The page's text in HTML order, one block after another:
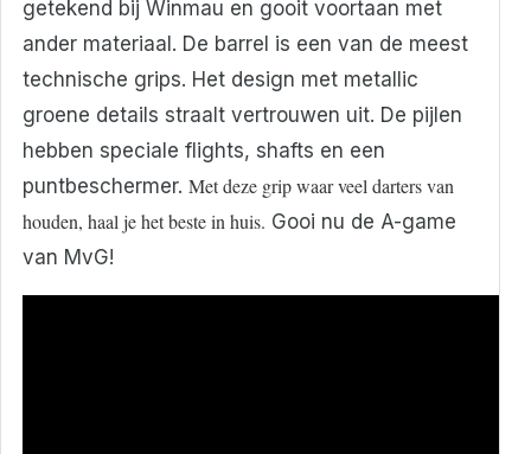
getekend bij Winmau en gooit voortaan met
ander materiaal. De barrel is een van de meest
technische grips. Het design met metallic
groene details straalt vertrouwen uit. De pijlen
hebben speciale flights, shafts en een
puntbeschermer. Met deze grip waar veel darters van
houden, haal je het beste in huis. Gooi nu de A-game
van MvG!